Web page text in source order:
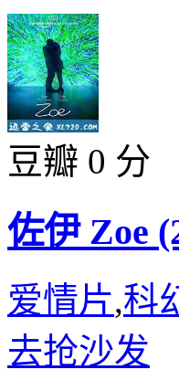
豆瓣 0 分
佐伊 Zoe
爱情片,科
去抢沙发